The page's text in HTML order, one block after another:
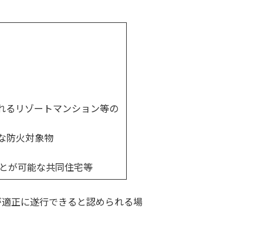
リゾートマンション等の
防火対象物
が可能な共同住宅等
正に遂行できると認められる場